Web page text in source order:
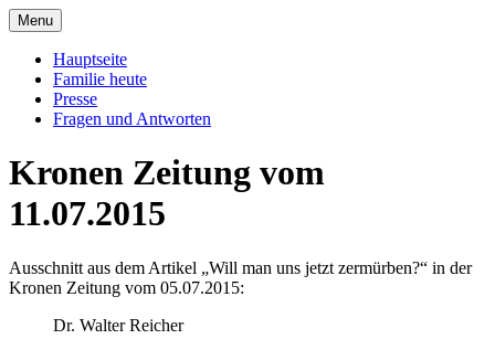
Skip
to
content
Familie Esterházy de Galantha
Galantha
Menu
Hauptseite
Familie heute
Presse
Fragen und Antworten
Kronen Zeitung vom
11.07.2015
Ausschnitt aus dem Artikel „Will man uns jetzt zermürben?“ in der
Kronen Zeitung vom 05.07.2015:
Dr. Walter Reicher